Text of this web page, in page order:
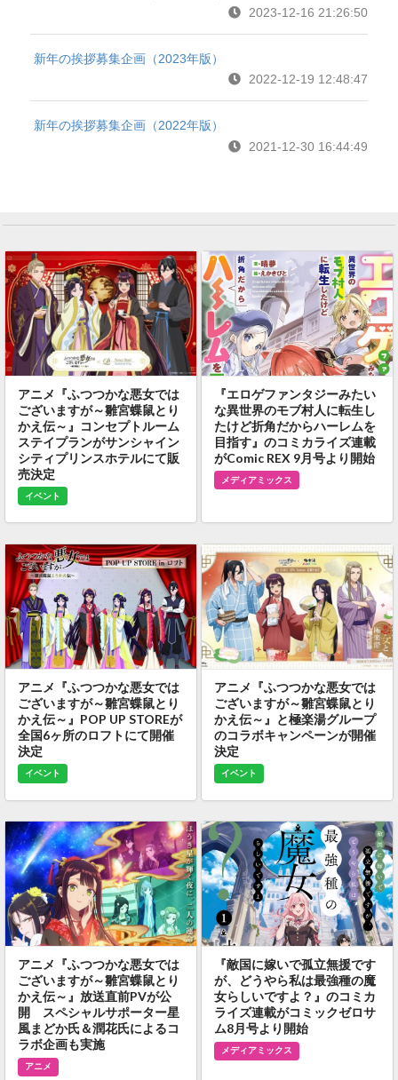
2023-12-16 21:26:50
新年の挨拶募集企画（2023年版）
2022-12-19 12:48:47
新年の挨拶募集企画（2022年版）
2021-12-30 16:44:49
アニメ『ふつつかな悪女では
ございますが～雛宮蝶鼠とり
かえ伝～』コンセプトルーム
ステイプランがサンシャイン
シティプリンスホテルにて販
売決定
イベント
『エロゲファンタジーみたい
な異世界のモブ村人に転生し
たけど折角だからハーレムを
目指す』のコミカライズ連載
がComic REX 9月号より開始
メディアミックス
アニメ『ふつつかな悪女では
ございますが～雛宮蝶鼠とり
かえ伝～』POP UP STOREが
全国6ヶ所のロフトにて開催
決定
イベント
アニメ『ふつつかな悪女では
ございますが～雛宮蝶鼠とり
かえ伝～』と極楽湯グループ
のコラボキャンペーンが開催
決定
イベント
アニメ『ふつつかな悪女では
ございますが～雛宮蝶鼠とり
かえ伝～』放送直前PVが公
開 スペシャルサポーター星
風まどか氏＆潤花氏によるコ
ラボ企画も実施
アニメ
『敵国に嫁いで孤立無援です
が、どうやら私は最強種の魔
女らしいですよ？』のコミカ
ライズ連載がコミックゼロサ
ム8月号より開始
メディアミックス